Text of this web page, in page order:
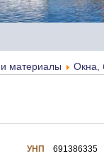
материалы Окна,
УНП 691386335